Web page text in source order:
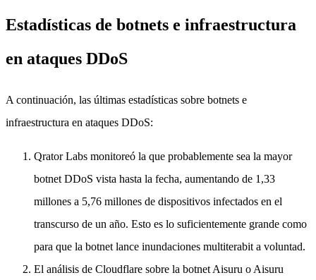
Estadísticas de botnets e infraestructura
en ataques DDoS
A continuación, las últimas estadísticas sobre botnets e
infraestructura en ataques DDoS:
Qrator Labs monitoreó la que probablemente sea la mayor
botnet DDoS vista hasta la fecha, aumentando de 1,33
millones a 5,76 millones de dispositivos infectados en el
transcurso de un año. Esto es lo suficientemente grande como
para que la botnet lance inundaciones multiterabit a voluntad.
El análisis de Cloudflare sobre la botnet Aisuru o Aisuru